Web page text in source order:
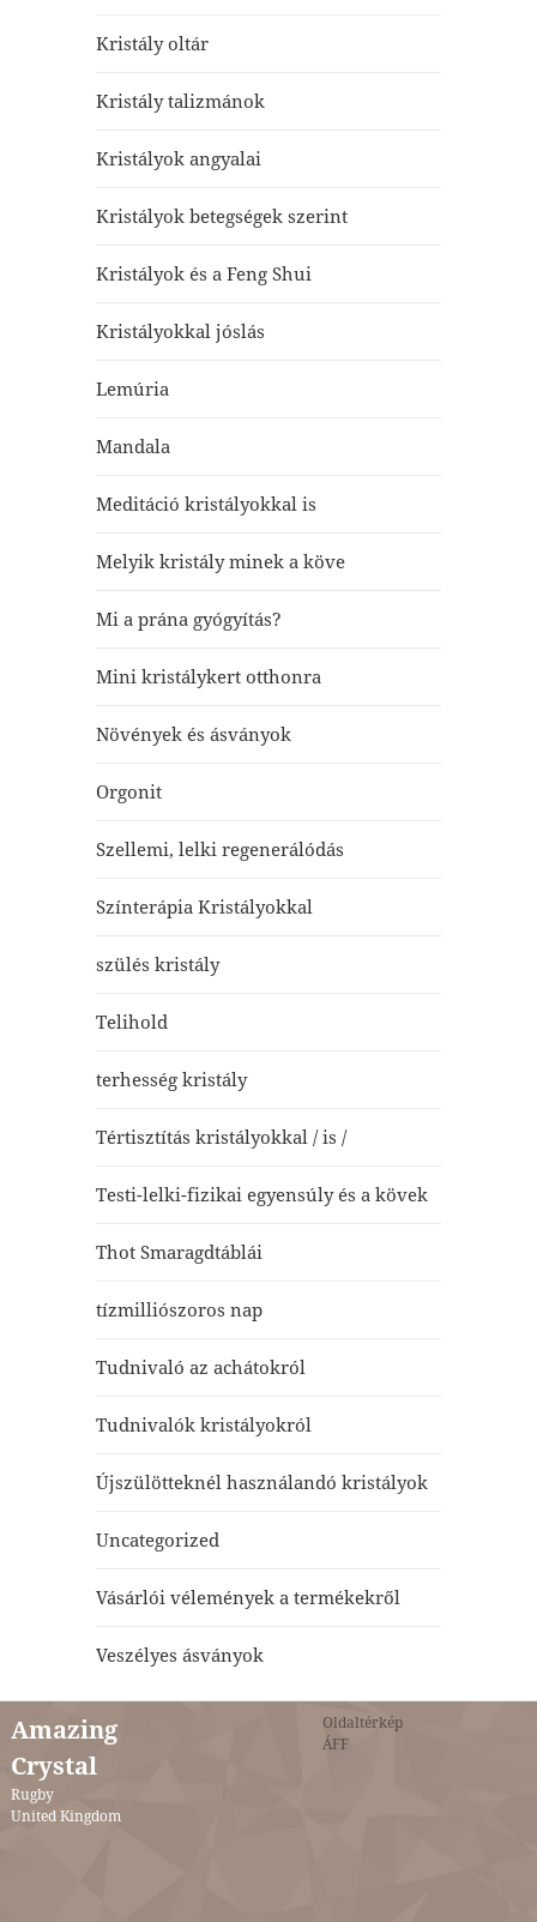
Kristály oltár
Kristály talizmánok
Kristályok angyalai
Kristályok betegségek szerint
Kristályok és a Feng Shui
Kristályokkal jóslás
Lemúria
Mandala
Meditáció kristályokkal is
Melyik kristály minek a köve
Mi a prána gyógyítás?
Mini kristálykert otthonra
Növények és ásványok
Orgonit
Szellemi, lelki regenerálódás
Színterápia Kristályokkal
szülés kristály
Telihold
terhesség kristály
Tértisztítás kristályokkal / is /
Testi-lelki-fizikai egyensúly és a kövek
Thot Smaragdtáblái
tízmilliószoros nap
Tudnivaló az achátokról
Tudnivalók kristályokról
Újszülötteknél használandó kristályok
Uncategorized
Vásárlói vélemények a termékekről
Veszélyes ásványok
Amazing
Crystal
Rugby
United Kingdom
Oldaltérkép
ÁFF